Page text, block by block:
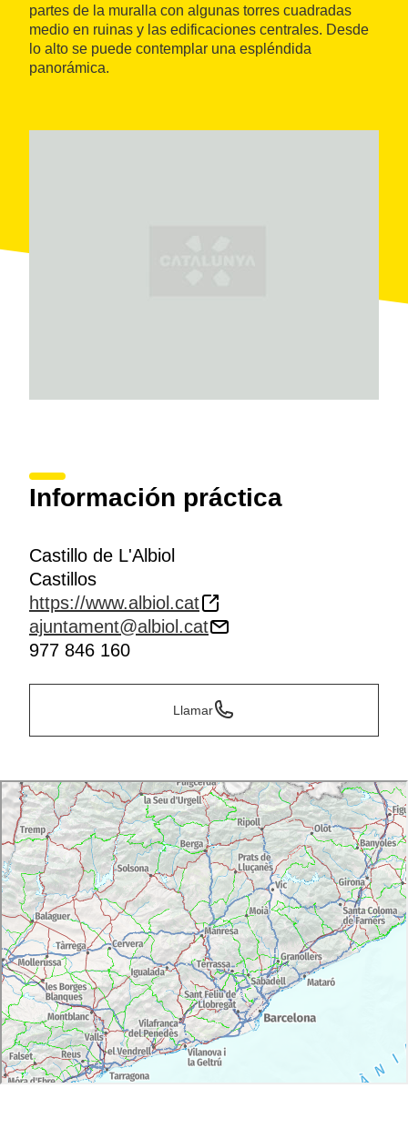
partes de la muralla con algunas torres cuadradas
medio en ruinas y las edificaciones centrales. Desde
lo alto se puede contemplar una espléndida
panorámica.
Información práctica
Castillo de L'Albiol
Castillos
https://www.albiol.cat
ajuntament@albiol.cat
977 846 160
Llamar